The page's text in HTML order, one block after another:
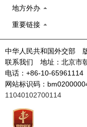
地方外办
重要链接
中华人民共和国外交部
联系我们 地址：北京市
电话：+86-10-65961114
网站标识码：
11040102700114